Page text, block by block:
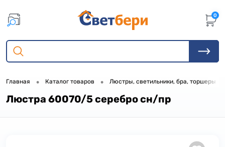
0
Главная • Каталог товаров • Люстры, светильники, бра, торшеры
Люстра 60070/5 серебро сн/пр